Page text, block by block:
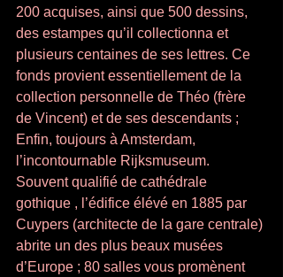
200 acquises, ainsi que 500 dessins,
des estampes qu’il collectionna et
plusieurs centaines de ses lettres. Ce
fonds provient essentiellement de la
collection personnelle de Théo (frère
de Vincent) et de ses descendants ;
Enfin, toujours à Amsterdam,
l’incontournable Rijksmuseum.
Souvent qualifié de cathédrale
gothique , l’édifice élévé en 1885 par
Cuypers (architecte de la gare centrale)
abrite un des plus beaux musées
d’Europe ; 80 salles vous promènent